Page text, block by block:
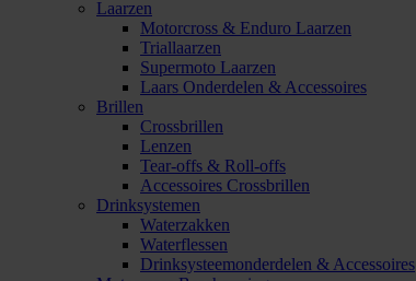
Laarzen
Motorcross & Enduro Laarzen
Triallaarzen
Supermoto Laarzen
Laars Onderdelen & Accessoires
Brillen
Crossbrillen
Lenzen
Tear-offs & Roll-offs
Accessoires Crossbrillen
Drinksystemen
Waterzakken
Waterflessen
Drinksysteemonderdelen & Accessoires